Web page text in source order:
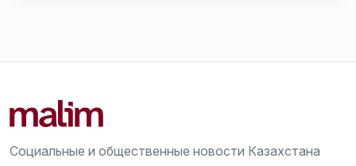
Социальные и общественные новости Казахстана